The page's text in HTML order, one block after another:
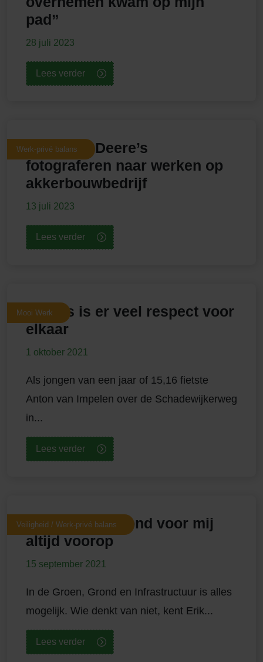
pad”
28 juli 2023
Lees verder
Werk-privé balans
Van John Deere’s
fotograferen naar werken op
akkerbouwbedrijf
13 juli 2023
Lees verder
Mooi Werk
Bij ons is er veel respect voor
elkaar
1 oktober 2021
Als jongen van een jaar of 15,16 fietste
Anton van Impelen over de Schadewijkerweg
in...
Lees verder
Veiligheid / Werk-privé balans
Werkplezier stond voor mij
altijd voorop
15 september 2021
In de Groen, Grond en Infrastructuur is alles
mogelijk. Wie denkt van niet, kent Erik...
Lees verder